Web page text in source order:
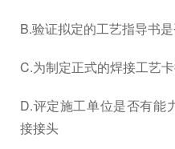
B.验证拟定的工艺指导书
C.为制定正式的焊接工艺
D.评定施工单位是否有能
接接头